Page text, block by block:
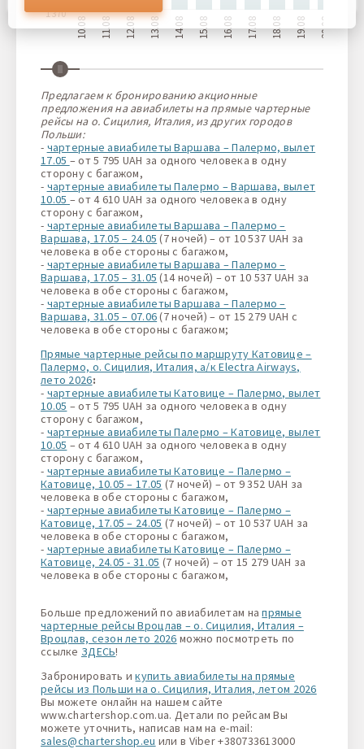
1370
10.08 11.08 12.08 13.08 14.08 15.08 16.08 17.08 18.08 19.08 20.08 21.08
Предлагаем к бронированию акционные
предложения на авиабилеты на прямые чартерные
рейсы на о. Сицилия, Италия, из других городов
Польши:
- чартерные авиабилеты Варшава – Палермо, вылет
17.05 – от 5 795 UAH за одного человека в одну
сторону с багажом,
- чартерные авиабилеты Палермо – Варшава, вылет
10.05 – от 4 610 UAH за одного человека в одну
сторону с багажом,
- чартерные авиабилеты Варшава – Палермо –
Варшава, 17.05 – 24.05 (7 ночей) – от 10 537 UAH за
человека в обе стороны с багажом,
- чартерные авиабилеты Варшава – Палермо –
Варшава, 17.05 – 31.05 (14 ночей) – от 10 537 UAH за
человека в обе стороны с багажом,
- чартерные авиабилеты Варшава – Палермо –
Варшава, 31.05 – 07.06(7 ночей) – от 15 279 UAH с
человека в обе стороны с багажом;
Прямые чартерные рейсы по маршруту Катовице –
Палермо, о. Сицилия, Италия, а/к Electra Airways,
лето 2026:
- чартерные авиабилеты Катовице – Палермо, вылет
10.05 – от 5 795 UAH за одного человека в одну
сторону с багажом,
- чартерные авиабилеты Палермо – Катовице, вылет
10.05 – от 4 610 UAH за одного человека в одну
сторону с багажом,
- чартерные авиабилеты Катовице – Палермо –
Катовице, 10.05 – 17.05 (7 ночей) – от 9 352 UAH за
человека в обе стороны с багажом,
- чартерные авиабилеты Катовице – Палермо –
Катовице, 17.05 – 24.05 (7 ночей) – от 10 537 UAH за
человека в обе стороны с багажом,
- чартерные авиабилеты Катовице – Палермо –
Катовице, 24.05 - 31.05 (7 ночей) – от 15 279 UAH за
человека в обе стороны с багажом,
Больше предложений по авиабилетам напрямые
чартерные рейсы Вроцлав – о. Сицилия, Италия –
Вроцлав, сезон лето 2026 можно посмотреть по
ссылке ЗДЕСЬ!
Забронировать икупить авиабилеты на прямые
рейсы из Польши на о. Сицилия, Италия, летом 2026
Вы можете онлайн на нашем сайте
www.chartershop.com.ua. Детали по рейсам Вы
можете уточнить, написав нам на e-mail:
sales@chartershop.eu или в Viber +380733613000
нажав кнопку настроек файлов cookie, или в любое
время, перейдя к нашей политике использования файлов